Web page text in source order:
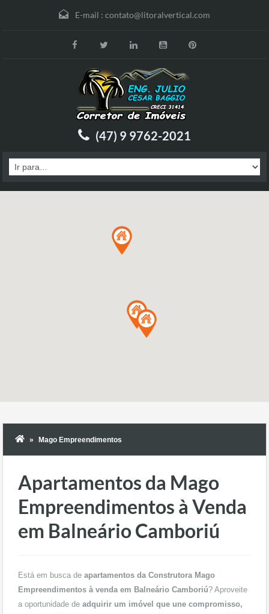
E-mail : contato@litoralvertical.com
(47) 9 9762-2021
Mago Empreendimentos
Apartamentos da Mago
Empreendimentos à Venda
em Balneário Camboriú
Está em busca de apartamentos da Construtora Mago
Empreendimentos à venda em Balneário Camboriú? Aproveite
a oportunidade de adquirir um imóvel que une compromisso,